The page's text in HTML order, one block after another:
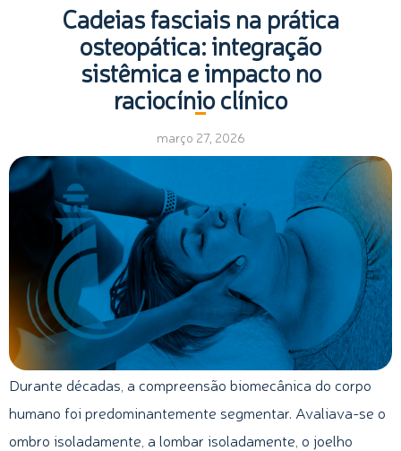
Cadeias fasciais na prática
osteopática: integração
sistêmica e impacto no
raciocínio clínico
março 27, 2026
Durante décadas, a compreensão biomecânica do corpo
humano foi predominantemente segmentar. Avaliava-se o
ombro isoladamente, a lombar isoladamente, o joelho